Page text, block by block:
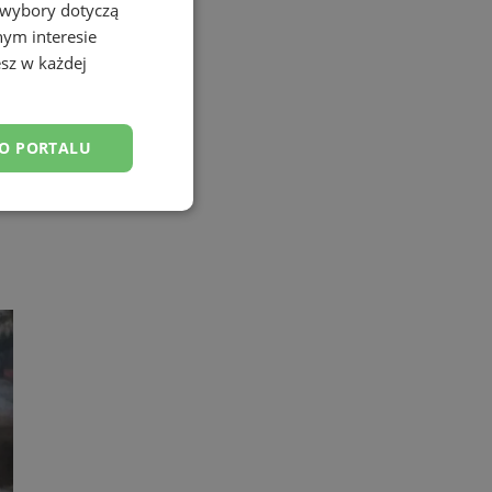
dotyczą
interesie
w każdej
PORTALU
użytkownika i